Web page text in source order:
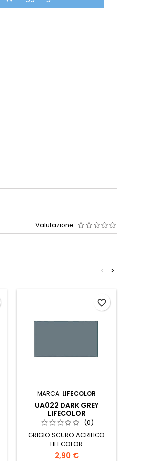
Valutazione
>
<
MARCA: LIFECOLOR
UA022 DARK GREY
LIFECOLOR
(0)
GRIGIO SCURO ACRILICO
LIFECOLOR
2,90 €
favorite_border